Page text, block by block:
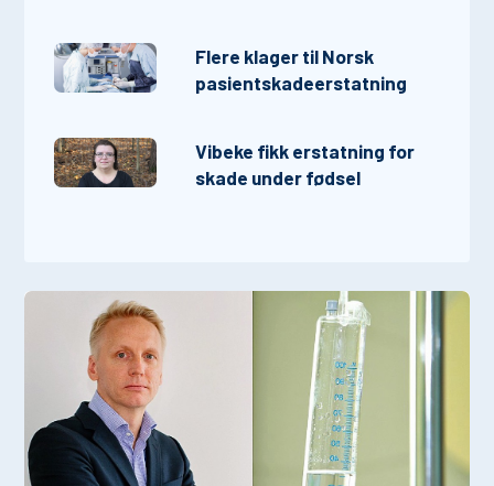
Flere klager til Norsk
pasientskadeerstatning
Vibeke fikk erstatning for
skade under fødsel